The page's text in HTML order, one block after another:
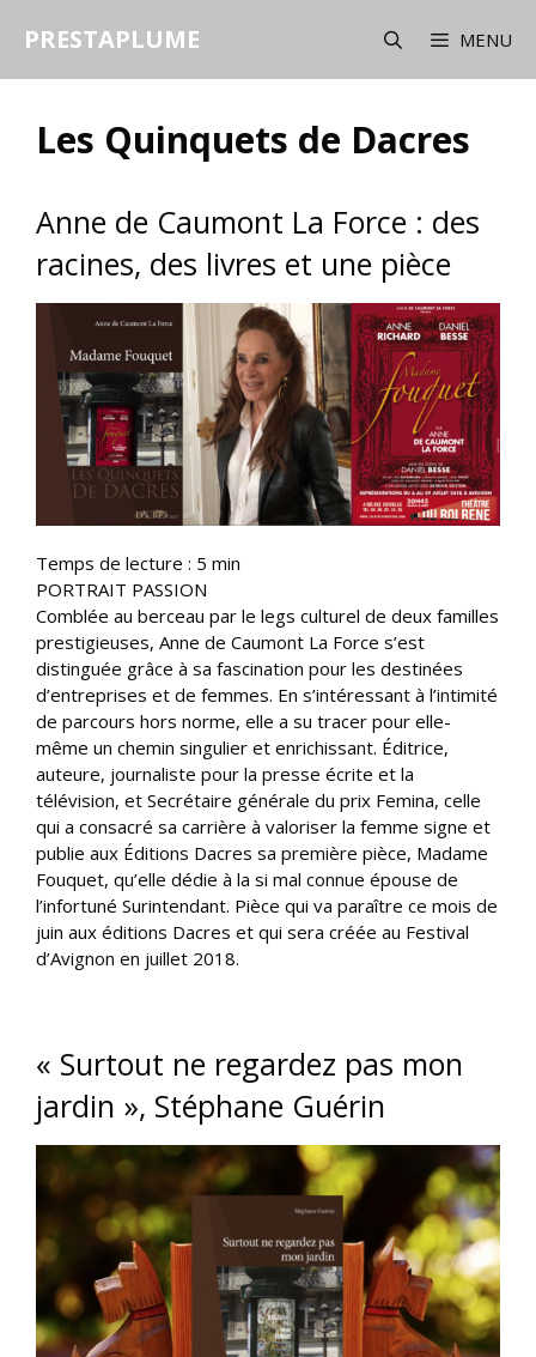
PRESTAPLUME MENU
Les Quinquets de Dacres
Anne de Caumont La Force : des
racines, des livres et une pièce
Temps de lecture : 5 min
PORTRAIT PASSION
Comblée au berceau par le legs culturel de deux familles
prestigieuses, Anne de Caumont La Force s’est
distinguée grâce à sa fascination pour les destinées
d’entreprises et de femmes. En s’intéressant à l’intimité
de parcours hors norme, elle a su tracer pour elle-
même un chemin singulier et enrichissant. Éditrice,
auteure, journaliste pour la presse écrite et la
télévision, et Secrétaire générale du prix Femina, celle
qui a consacré sa carrière à valoriser la femme signe et
publie aux Éditions Dacres sa première pièce, Madame
Fouquet, qu’elle dédie à la si mal connue épouse de
l’infortuné Surintendant. Pièce qui va paraître ce mois de
juin aux éditions Dacres et qui sera créée au Festival
d’Avignon en juillet 2018.
« Surtout ne regardez pas mon
jardin », Stéphane Guérin